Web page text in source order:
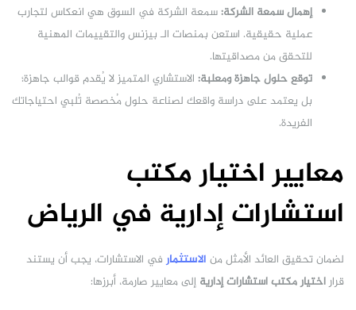
إهمال سمعة الشركة:سمعة الشركة في السوق هي انعكاس لتجارب
عملية حقيقية. استعن بمنصات الـ بيزنس والتقييمات المهنية
للتحقق من مصداقيتها.
توقع حلول جاهزة ومعلبة: الاستشاري المتميز لا يُقدم قوالب جاهزة؛
بل يعتمد على دراسة واقعك لصناعة حلول مُخصصة تُلبي احتياجاتك
الفريدة.
معايير اختيار مكتب
استشارات إدارية في الرياض
لضمان تحقيق العائد الأمثل من الاستثمارفي الاستشارات، يجب أن يستند
قراراختيارمكتب استشارات إدارية إلى معايير صارمة، أبرزها: